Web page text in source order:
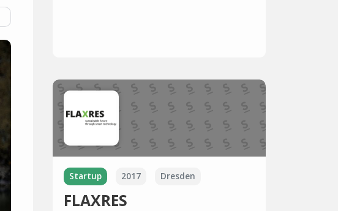
Startup 2017 Dresden
FLAXRES